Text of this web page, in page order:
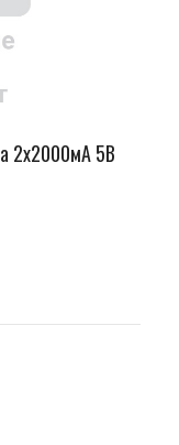
2х2000мА 5В